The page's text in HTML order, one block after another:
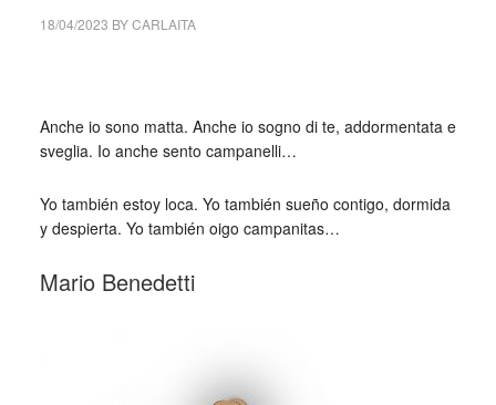
18/04/2023 BYCARLAITA
Anche io sono matta. Anche io sogno di te, addormentata e
sveglia. Io anche sento campanelli…
Yo también estoy loca. Yo también sueño contigo, dormida
y despierta. Yo también oigo campanitas…
Mario Benedetti